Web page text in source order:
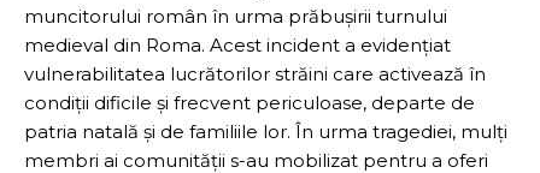
muncitorului român în urma prăbușirii turnului
medieval din Roma. Acest incident a evidențiat
vulnerabilitatea lucrătorilor străini care activează în
condiții dificile și frecvent periculoase, departe de
patria natală și de familiile lor. În urma tragediei, mulți
membri ai comunității s-au mobilizat pentru a oferi